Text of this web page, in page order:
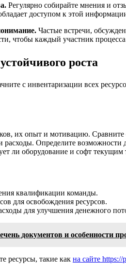
Регулярно собирайте мнения и
доступом к этой
Частые встречи,
чтобы каждый участник
роста
с инвентаризации всех
их опыт и мотивацию.
Определите возможности
ли оборудование и софт
квалификации команды.
для освобождения ресурсов.
для улучшения денежного
документов и особенности
ресурсы, такие как на сайте https://